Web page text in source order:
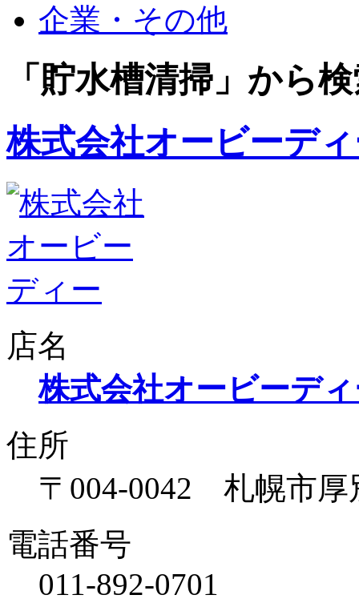
企業・その他
「貯水槽清掃」から
株式会社オービーデ
店名
株式会社オービーデ
住所
〒004-0042 札幌市厚
電話番号
011-892-0701